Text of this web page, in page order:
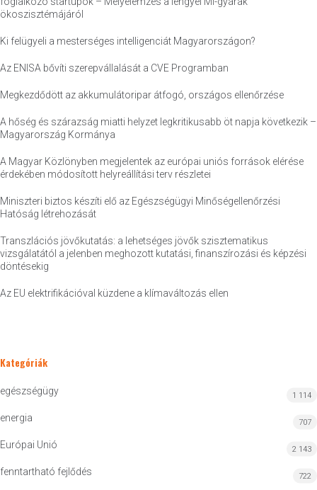
ökoszisztémájáról
Ki felügyeli a mesterséges intelligenciát Magyarországon?
Az ENISA bővíti szerepvállalását a CVE Programban
Megkezdődött az akkumulátoripar átfogó, országos ellenőrzése
A hőség és szárazság miatti helyzet legkritikusabb öt napja következik –
Magyarország Kormánya
A Magyar Közlönyben megjelentek az európai uniós források elérése
érdekében módosított helyreállítási terv részletei
Miniszteri biztos készíti elő az Egészségügyi Minőségellenőrzési
Hatóság létrehozását
Transzlációs jövőkutatás: a lehetséges jövők szisztematikus
vizsgálatától a jelenben meghozott kutatási, finanszírozási és képzési
döntésekig
Az EU elektrifikációval küzdene a klímaváltozás ellen
Kategóriák
egészségügy 1 114
energia 707
Európai Unió 2 143
fenntartható fejlődés 722